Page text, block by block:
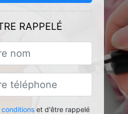
RAPPELÉ
conditionset d'être rappelé